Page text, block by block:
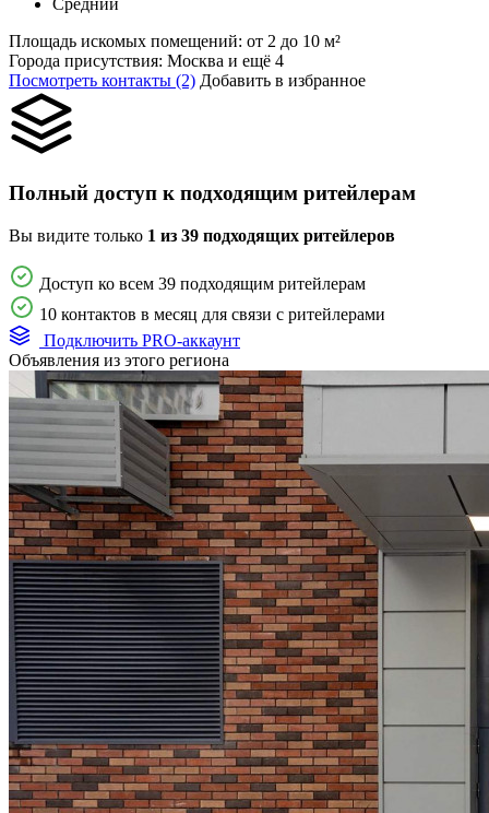
Средний
Площадь искомых помещений: от 2 до 10 м²
Города присутствия: Москва и ещё 4
Посмотреть контакты (2) Добавить в избранное
Полный доступ к подходящим ритейлерам
Вы видите только 1 из 39 подходящих ритейлеров
Доступ ко всем 39 подходящим ритейлерам
10 контактов в месяц для связи с ритейлерами
Подключить PRO-аккаунт
Объявления из этого региона